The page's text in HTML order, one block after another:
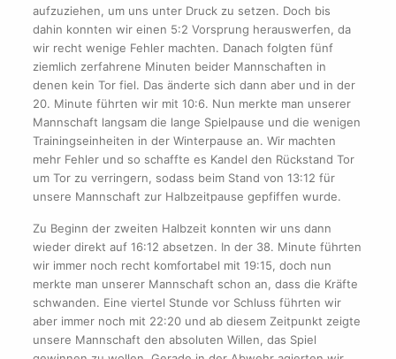
aufzuziehen, um uns unter Druck zu setzen. Doch bis
dahin konnten wir einen 5:2 Vorsprung herauswerfen, da
wir recht wenige Fehler machten. Danach folgten fünf
ziemlich zerfahrene Minuten beider Mannschaften in
denen kein Tor fiel. Das änderte sich dann aber und in der
20. Minute führten wir mit 10:6. Nun merkte man unserer
Mannschaft langsam die lange Spielpause und die wenigen
Trainingseinheiten in der Winterpause an. Wir machten
mehr Fehler und so schaffte es Kandel den Rückstand Tor
um Tor zu verringern, sodass beim Stand von 13:12 für
unsere Mannschaft zur Halbzeitpause gepfiffen wurde.
Zu Beginn der zweiten Halbzeit konnten wir uns dann
wieder direkt auf 16:12 absetzen. In der 38. Minute führten
wir immer noch recht komfortabel mit 19:15, doch nun
merkte man unserer Mannschaft schon an, dass die Kräfte
schwanden. Eine viertel Stunde vor Schluss führten wir
aber immer noch mit 22:20 und ab diesem Zeitpunkt zeigte
unsere Mannschaft den absoluten Willen, das Spiel